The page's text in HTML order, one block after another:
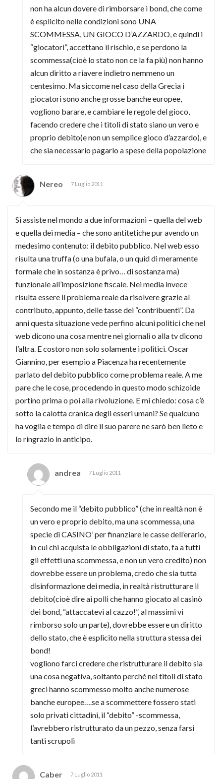
non ha alcun dovere di rimborsare i bond, che come
è esplicito nelle condizioni sono UNA
SCOMMESSA, UN GIOCO D’AZZARDO, e quindi i
“giocatori”, accettano il rischio, e se perdono la
scommessa(cioè lo stato non ce la fa più) non hanno
alcun diritto a riavere indietro nemmeno un
centesimo. Ma siccome nel caso della Grecia i
giocatori sono anche grosse banche europee,
vogliono barare, e cambiare le regole del gioco,
facendo credere che i titoli di stato siano un vero e
proprio debito(e non un semplice gioco d’azzardo), e
che sia necessario pagarlo a spese della popolazione
Nereo 7 Luglio 2011
Si assiste nel mondo a due informazioni – quella del web
e quella dei media – che sono antitetiche pur avendo un
medesimo contenuto: il debito pubblico. Nel web esso
risulta una truffa (o una bufala, o un quid di meramente
formale che in sostanza è privo… di sostanza ma)
funzionale all’imposizione fiscale. Nei media invece
risulta essere il problema reale da risolvere grazie al
contributo, appunto, delle tasse dei “contribuenti”. Da
anni questa situazione vede perfino alcuni politici che nel
web dicono una cosa mentre nei giornali o alla tv dicono
l’altra. E costoro non solo solamente i politici. Oscar
Giannino, per esempio a Piacenza ha recentemente
parlato del debito pubblico come problema reale. A me
pare che le cose, procedendo in questo modo schizoide
portino prima o poi alla rivoluzione. E mi chiedo: cosa c’è
sotto la calotta cranica degli esseri umani? Se qualcuno
ha voglia e tempo di dire il suo parere ne sarò ben lieto e
lo ringrazio in anticipo.
andrea 7 Luglio 2011
Secondo me il “debito pubblico” (che in realtà non è
un vero e proprio debito, ma una scommessa, una
specie di CASINO’ per finanziare le casse dell’erario,
in cui chi acquista le obbligazioni di stato, fa a tutti
gli effetti una scommessa, e non un vero credito) non
dovrebbe essere un problema, credo che sia tutta
disinformazione dei media, in realtà ristrutturare il
debito(cioè dire ai polli che hanno giocato al casinò
dei bond, “attaccatevi al cazzo!”, al massimi vi
rimborso solo un parte), dovrebbe essere un diritto
dello stato, che è esplicito nella struttura stessa dei
bond!
vogliono farci credere che ristrutturare il debito sia
una cosa negativa, soltanto perché nei titoli di stato
greci hanno scommesso molto anche numerose
banche europee….se a scommettere fossero stati
solo privati cittadini, il “debito” -scommessa,
l’avrebbero ristrutturato da un pezzo, senza farsi
tanti scrupoli
Caber 7 Luglio 2011